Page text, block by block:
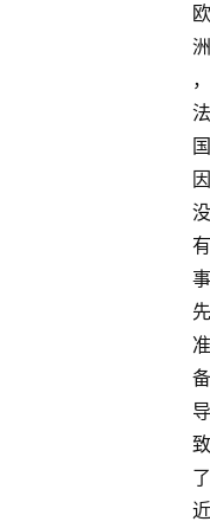
欧
洲
，
法
国
因
没
有
事
先
准
备
导
致
了
近